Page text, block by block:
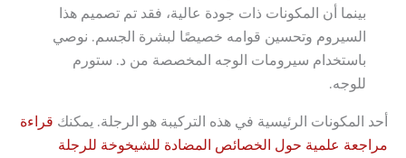
بينما أن المكونات ذات جودة عالية، فقد تم تصميم هذا
السيروم وتحسين قوامه خصيصًا لبشرة الجسم. نوصي
باستخدام سيرومات الوجه المخصصة من د. ستورم
للوجه.
أحد المكونات الرئيسية في هذه التركيبة هو الرجلة. يمكنكقراءة
مراجعة علمية حول الخصائص المضادة للشيخوخة للرجلة